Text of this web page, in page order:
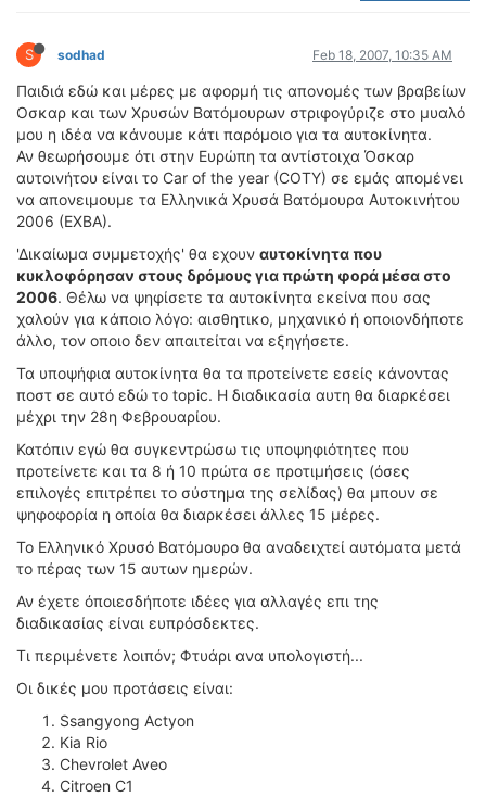
S sodhad Feb 18, 2007, 10:35 AM
Παιδιά εδώ και μέρες με αφορμή τις απονομές των βραβείων
Οσκαρ και των Χρυσών Βατόμουρων στριφογύριζε στο μυαλό
μου η ιδέα να κάνουμε κάτι παρόμοιο για τα αυτοκίνητα.
Αν θεωρήσουμε ότι στην Ευρώπη τα αντίστοιχα Όσκαρ
αυτοινήτου είναι το Car of the year (COTY) σε εμάς απομένει
να απονειμουμε τα Ελληνικά Χρυσά Βατόμουρα Αυτοκινήτου
2006 (ΕΧΒΑ).
'Δικαίωμα συμμετοχής' θα εχουν αυτοκίνητα που
κυκλοφόρησαν στους δρόμους για πρώτη φορά μέσα στο
2006. Θέλω να ψηφίσετε τα αυτοκίνητα εκείνα που σας
χαλούν για κάποιο λόγο: αισθητικο, μηχανικό ή οποιονδήποτε
άλλο, τον οποιο δεν απαιτείται να εξηγήσετε.
Τα υποψήφια αυτοκίνητα θα τα προτείνετε εσείς κάνοντας
ποστ σε αυτό εδώ το topic. Η διαδικασία αυτη θα διαρκέσει
μέχρι την 28η Φεβρουαρίου.
Κατόπιν εγώ θα συγκεντρώσω τις υποψηφιότητες που
προτείνετε και τα 8 ή 10 πρώτα σε προτιμήσεις (όσες
επιλογές επιτρέπει το σύστημα της σελίδας) θα μπουν σε
ψηφοφορία η οποία θα διαρκέσει άλλες 15 μέρες.
Το Ελληνικό Χρυσό Βατόμουρο θα αναδειχτεί αυτόματα μετά
το πέρας των 15 αυτων ημερών.
Αν έχετε όποιεσδήποτε ιδέες για αλλαγές επι της
διαδικασίας είναι ευπρόσδεκτες.
Τι περιμένετε λοιπόν; Φτυάρι ανα υπολογιστή...
Οι δικές μου προτάσεις είναι:
Ssangyong Actyon
Kia Rio
Chevrolet Aveo
Citroen C1
VIDEO
4TTV
ΝΕΑ ΜΟΝΤΕΛΑ
ΑΓΩΝΕΣ
CANDID CAMERA
ΤΕΧΝΟΛΟΓΙΑ
ΕΙΔΗΣΕΙΣ – ΠΑΡΟΥΣΙΑΣΕΙΣ
ΛΕΞΙΚΟ
ΠΕΡΙΒΑΛΛΟΝ
ΔΟΚΙΜΕΣ – ΠΑΡΟΥΣΙΑΣΕΙΣ
ΕΙΔΗΣΕΙΣ
ΑΓΩΝΕΣ
FORMULA 1
WRC
ΔΙΕΘΝΕΙΣ ΑΓΩΝΕΣ
ΕΛΛΗΝΙΚΟΙ ΑΓΩΝΕΣ
4T CLASSIC
ΜΟΝΤΕΛΑ
ΚΑΤΑΣΚΕΥΑΣΤΕΣ
ΠΡΟΣΩΠΙΚΟΤΗΤΕΣ
ΑΓΩΝΙΣΤΙΚΑ ΑΥΤΟΚΙΝΗΤΑ
ΑΓΩΝΕΣ/ΔΙΟΡΓΑΝΩΣΕΙΣ